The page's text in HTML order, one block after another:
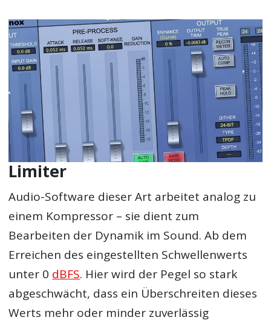
Limiter
Audio-Software dieser Art arbeitet analog zu
einem Kompressor – sie dient zum
Bearbeiten der Dynamik im Sound. Ab dem
Erreichen des eingestellten Schwellenwerts
unter 0 dBFS. Hier wird der Pegel so stark
abgeschwächt, dass ein Überschreiten dieses
Werts mehr oder minder zuverlässig